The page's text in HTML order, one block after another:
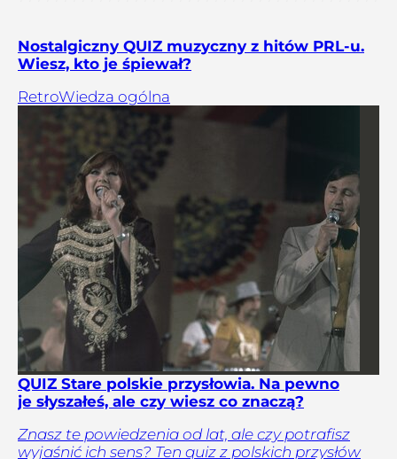
Nostalgiczny QUIZ muzyczny z hitów PRL-u.
Wiesz, kto je śpiewał?
RetroWiedza ogólna
QUIZ Stare polskie przysłowia. Na pewno
je słyszałeś, ale czy wiesz co znaczą?
Znasz te powiedzenia od lat, ale czy potrafisz
wyjaśnić ich sens? Ten quiz z polskich przysłów